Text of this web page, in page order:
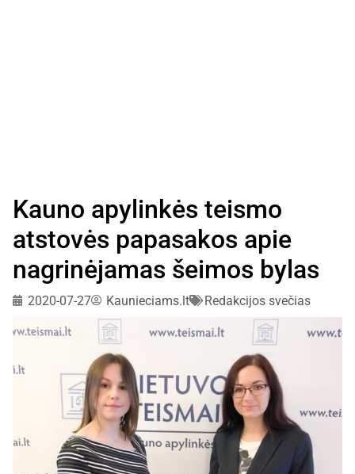
Kauno apylinkės teismo
atstovės papasakos apie
nagrinėjamas šeimos bylas
2020-07-27 Kaunieciams.lt Redakcijos svečias